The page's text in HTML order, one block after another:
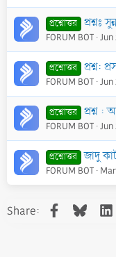
প্রশ্নোত্তর প্রশ্নঃ সুন্নাত বা নফল
FORUM BOT Jun
প্রশ্নোত্তর প্রশ্ন:
FORUM BOT Jun
প্রশ্নোত্তর প্রশ্ন : আলী (রাঃ)
FORUM BOT Jun
প্রশ্নোত্তর জাদু
FORUM BOT
Share: Facebook